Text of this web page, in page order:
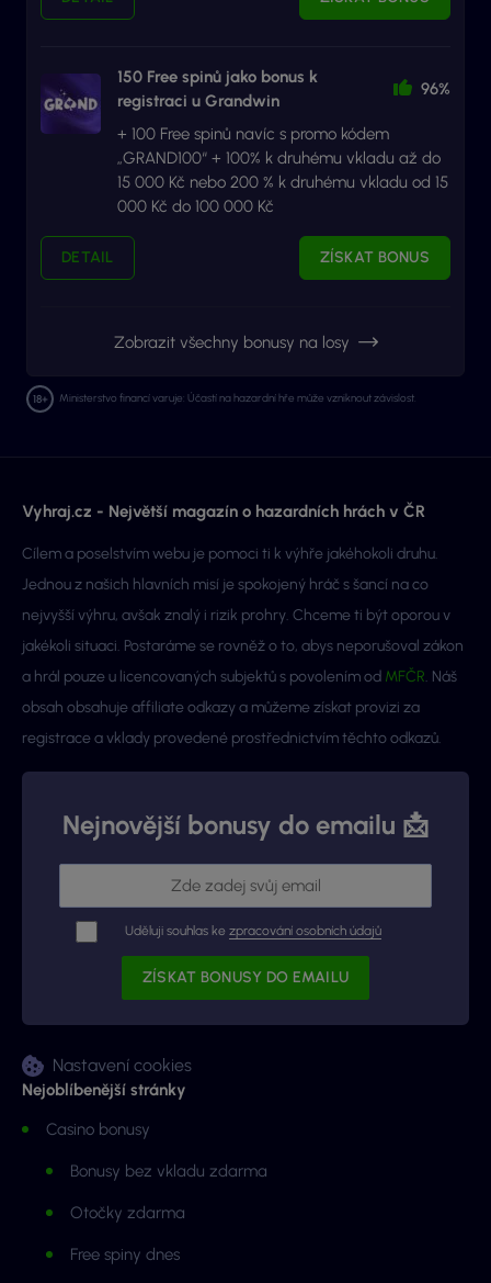
150 Free spinů jako bonus k
registraci u Grandwin
96%
+ 100 Free spinů navíc s promo kódem
„GRAND100“ + 100% k druhému vkladu až do
15 000 Kč nebo 200 % k druhému vkladu od 15
000 Kč do 100 000 Kč
DETAIL ZÍSKAT BONUS
Zobrazit všechny bonusy na losy
Ministerstvo financí varuje: Účastí na hazardní hře může vzniknout závislost.
Vyhraj.cz - Největší magazín o hazardních hrách v ČR
Cílem a poselstvím webu je pomoci ti k výhře jakéhokoli druhu.
Jednou z našich hlavních misí je spokojený hráč s šancí na co
nejvyšší výhru, avšak znalý i rizik prohry. Chceme ti být oporou v
jakékoli situaci. Postaráme se rovněž o to, abys neporušoval zákon
a hrál pouze u licencovaných subjektů s povolením od MFČR. Náš
obsah obsahuje affiliate odkazy a můžeme získat provizi za
registrace a vklady provedené prostřednictvím těchto odkazů.
Nejnovější bonusy do emailu 📩
Uděluji souhlas ke zpracování osobních údajů
Nastavení cookies
Nejoblíbenější stránky
Casino bonusy
Bonusy bez vkladu zdarma
Otočky zdarma
Free spiny dnes